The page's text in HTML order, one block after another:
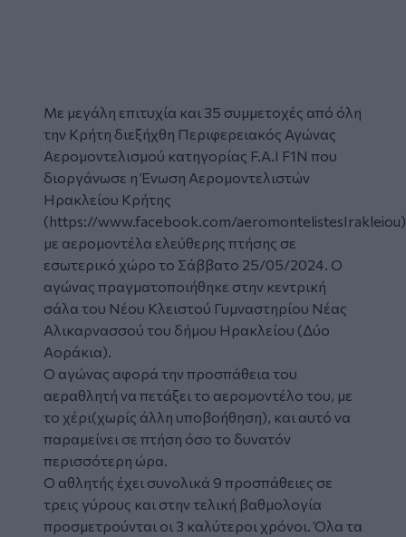
Με μεγάλη επιτυχία και 35 συμμετοχές από όλη
την Κρήτη διεξήχθη Περιφερειακός Αγώνας
Αερομοντελισμού κατηγορίας F.A.I F1N που
διοργάνωσε η Ένωση Αερομοντελιστών
Ηρακλείου Κρήτης
(https://www.facebook.com/aeromontelistesIrakleiou)
με αερομοντέλα ελεύθερης πτήσης σε
εσωτερικό χώρο το Σάββατο 25/05/2024. Ο
αγώνας πραγματοποιήθηκε στην κεντρική
σάλα του Νέου Κλειστού Γυμναστηρίου Νέας
Αλικαρνασσού του δήμου Ηρακλείου (Δύο
Αοράκια).
Ο αγώνας αφορά την προσπάθεια του
αεραθλητή να πετάξει το αερομοντέλο του, με
το χέρι(χωρίς άλλη υποβοήθηση), και αυτό να
παραμείνει σε πτήση όσο το δυνατόν
περισσότερη ώρα.
Ο αθλητής έχει συνολικά 9 προσπάθειες σε
τρεις γύρους και στην τελική βαθμολογία
προσμετρούνται οι 3 καλύτεροι χρόνοι. Όλα τα